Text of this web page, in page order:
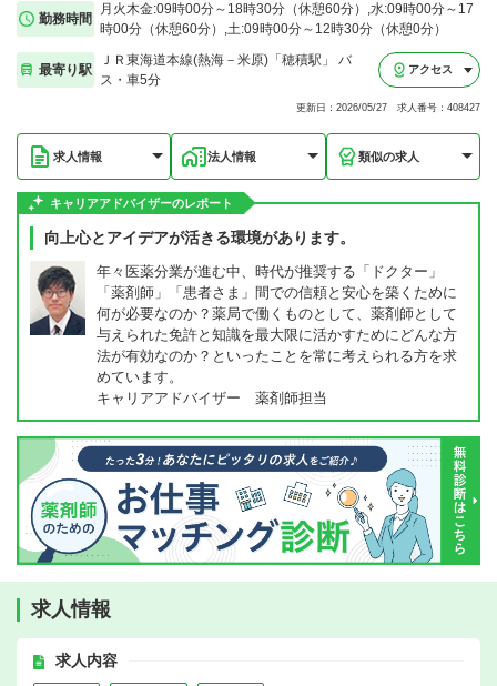
勤務時間
月火木金:09時00分～18時30分（休憩60分）,水:09時00分～17
時00分（休憩60分）,土:09時00分～12時30分（休憩0分）
最寄り駅
ＪＲ東海道本線(熱海－米原)「穂積駅」 バ
ス・車5分
アクセス
更新日：2026/05/27 求人番号：408427
求人情報 法人情報 類似の求人
キャリアアドバイザーのレポート
向上心とアイデアが活きる環境があります。
年々医薬分業が進む中、時代が推奨する「ドクター」
「薬剤師」「患者さま」間での信頼と安心を築くために
何が必要なのか？薬局で働くものとして、薬剤師として
与えられた免許と知識を最大限に活かすためにどんな方
法が有効なのか？といったことを常に考えられる方を求
めています。
キャリアアドバイザー 薬剤師担当
求人情報
求人内容